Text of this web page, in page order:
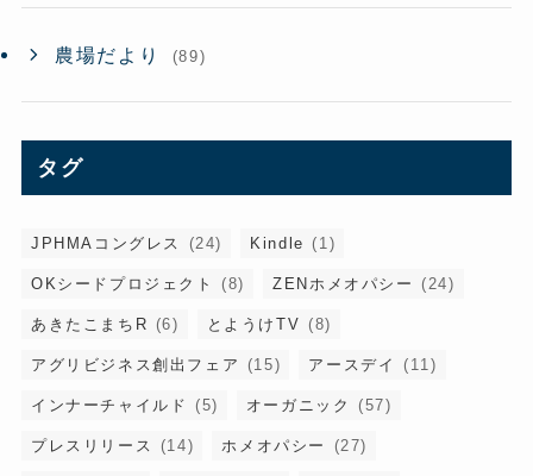
農場だより (89)
タグ
JPHMAコングレス (24) Kindle (1)
OKシードプロジェクト (8) ZENホメオパシー (24)
あきたこまちR (6) とようけTV (8)
アグリビジネス創出フェア (15) アースデイ (11)
インナーチャイルド (5) オーガニック (57)
プレスリリース (14) ホメオパシー (27)